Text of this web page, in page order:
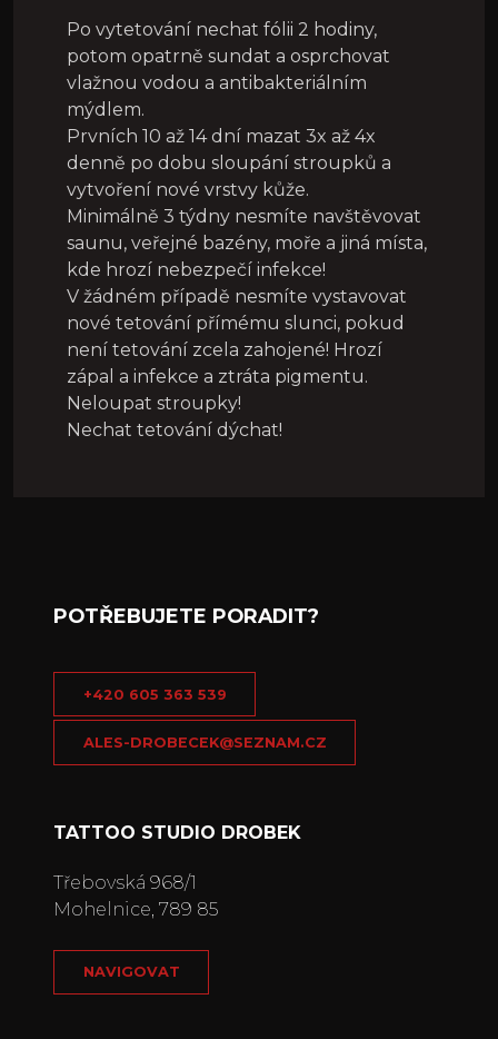
Po vytetování nechat fólii 2 hodiny,
potom opatrně sundat a osprchovat
vlažnou vodou a antibakteriálním
mýdlem.
Prvních 10 až 14 dní mazat 3x až 4x
denně po dobu sloupání stroupků a
vytvoření nové vrstvy kůže.
Minimálně 3 týdny nesmíte navštěvovat
saunu, veřejné bazény, moře a jiná místa,
kde hrozí nebezpečí infekce!
V žádném případě nesmíte vystavovat
nové tetování přímému slunci, pokud
není tetování zcela zahojené! Hrozí
zápal a infekce a ztráta pigmentu.
Neloupat stroupky!
Nechat tetování dýchat!
POTŘEBUJETE PORADIT?
+420 605 363 539
ALES-DROBECEK@SEZNAM.CZ
TATTOO STUDIO DROBEK
Třebovská 968/1
Mohelnice, 789 85
NAVIGOVAT